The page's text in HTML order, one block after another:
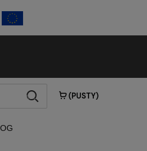
(PUSTY)
szukaj